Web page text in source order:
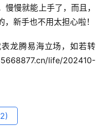
慢就能上手了，而且，
新手也不用太担心啦！
龙腾易海立场，如若转
life/202410-